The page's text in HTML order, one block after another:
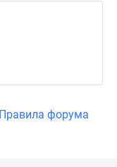
Правила форума